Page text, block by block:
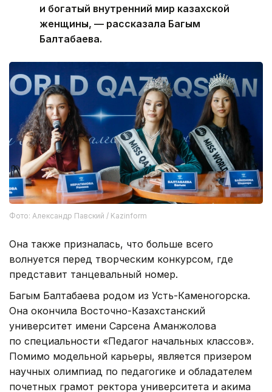
и богатый внутренний мир казахской
женщины, — рассказала Багым
Балтабаева.
Фото: Александр Павский / Kazinform
Она также призналась, что больше всего
волнуется перед творческим конкурсом, где
представит танцевальный номер.
Багым Балтабаева родом из Усть-Каменогорска.
Она окончила Восточно-Казахстанский
университет имени Сарсена Аманжолова
по специальности «Педагог начальных классов».
Помимо модельной карьеры, является призером
научных олимпиад по педагогике и обладателем
почетных грамот ректора университета и акима